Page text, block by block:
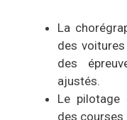
La
des
des
ajustés.
Le pilotage
des courses